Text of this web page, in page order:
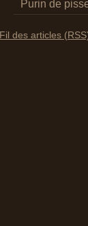
Purin de
Fil des articles